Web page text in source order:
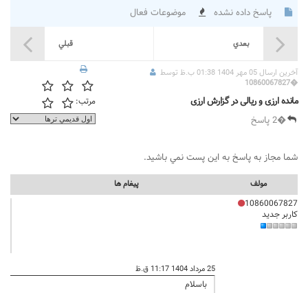
پاسخ داده نشده
موضوعات فعال
قبلي بعدي
آخرين ارسال 05 مهر 1404 01:38 ب.ظ توسط
�
10860067827
مانده ارزی و ریالی در گزارش ارزی
�2 پاسخ
مرتب:
شما مجاز به پاسخ به اين پست نمي باشيد.
مولف پيغام ها
10860067827
کاربر جدید
25 مرداد 1404 11:17 ق.ظ
باسلام